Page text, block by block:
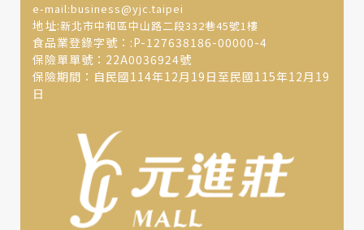
e-mail:business@yjc.taipei
地址:新北市中和區中山路二段332巷45號1樓
食品業登錄字號：:P-127638186-00000-4
保險單單號：22A0036924號
保險期間：自民國114年12月19日至民國115年12月19
日